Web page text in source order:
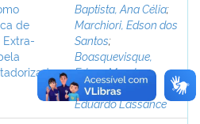
de
Extra-
Baptista, Ana Célia;
Marchiori, Edson dos
Santos;
Boasquevisque,
Edson Mendes;
Cabral, Carlos
Eduardo Lassance